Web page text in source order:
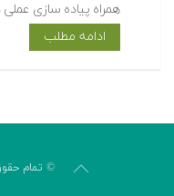
همراه پیاده سازی
ادامه مطلب
© تمام